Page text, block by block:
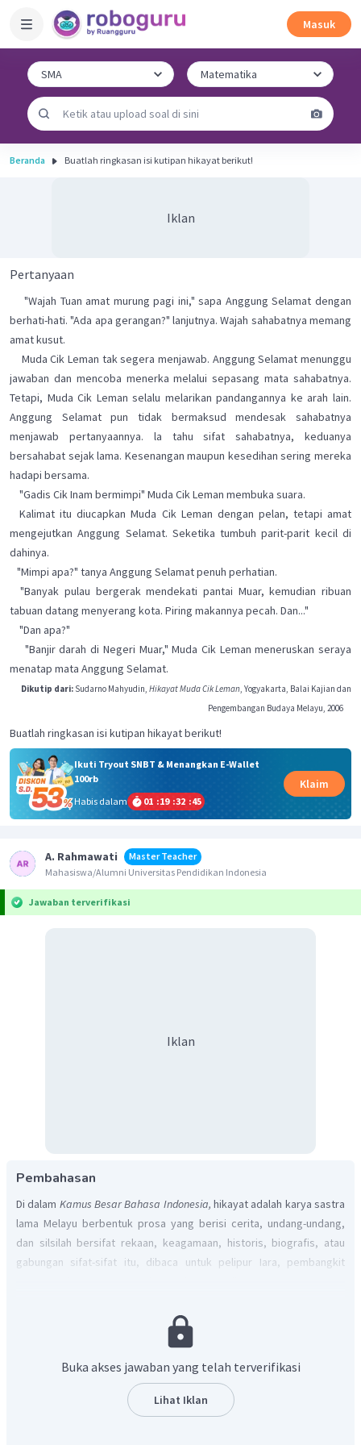
Masuk
Beranda Buatlah ringkasan isi kutipan hikayat berikut!
Iklan
Pertanyaan
"Wajah Tuan amat murung pagi ini," sapa Anggung Selamat dengan
berhati-hati. "Ada apa gerangan?" lanjutnya. Wajah sahabatnya memang
amat kusut.
Muda Cik Leman tak segera menjawab. Anggung Selamat menunggu
jawaban dan mencoba menerka melalui sepasang mata sahabatnya.
Tetapi, Muda Cik Leman selalu melarikan pandangannya ke arah lain.
Anggung Selamat pun tidak bermaksud mendesak sahabatnya
menjawab pertanyaannya. la tahu sifat sahabatnya, keduanya
bersahabat sejak lama. Kesenangan maupun kesedihan sering mereka
hadapi bersama.
"Gadis Cik Inam bermimpi" Muda Cik Leman membuka suara.
Kalimat itu diucapkan Muda Cik Leman dengan pelan, tetapi amat
mengejutkan Anggung Selamat. Seketika tumbuh parit-parit kecil di
dahinya.
"Mimpi apa?" tanya Anggung Selamat penuh perhatian.
"Banyak pulau bergerak mendekati pantai Muar, kemudian ribuan
tabuan datang menyerang kota. Piring makannya pecah. Dan..."
"Dan apa?"
"Banjir darah di Negeri Muar," Muda Cik Leman meneruskan seraya
menatap mata Anggung Selamat.
Dikutip dari: Sudarno Mahyudin, Hikayat Muda Cik Leman, Yogyakarta, Balai Kajian dan
Pengembangan Budaya Melayu, 2006
Buatlah ringkasan isi kutipan hikayat berikut!
Ikuti Tryout SNBT & Menangkan E-Wallet
100rb
Habis dalam
01 :19 :32 :44
Klaim
A. Rahmawati
Master Teacher
Mahasiswa/Alumni Universitas Pendidikan Indonesia
Jawaban terverifikasi
Iklan
Pembahasan
Di dalam Kamus Besar Bahasa Indonesia,hikayat adalah karya sastra
lama Melayu berbentuk prosa yang berisi cerita, undang-undang,
dan silsilah bersifat rekaan, keagamaan, historis, biografis, atau
gabungan sifat-sifat itu, dibaca untuk pelipur Iara, pembangkit
Namun, ada beberapa hal yang harus diperhatikan dalam
menyampaikan isi hikayat dii depan umum.
Membaca dan memahami isi hikayat
Memahami unsur intrinsik dan unsur ekstrinsik: unsur intrinsik
berupa tema, tokoh dan penokohan, alur, latar, amanat, dan
Buka akses jawaban yang telah terverifikasi
Lihat Iklan